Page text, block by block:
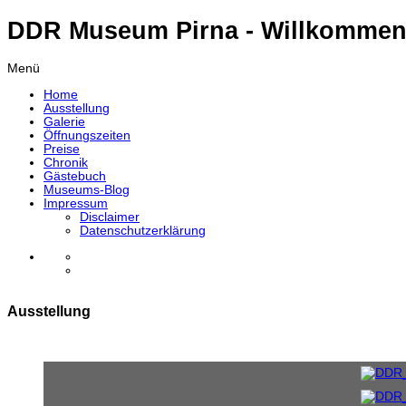
DDR Museum Pirna -
Menü
Home
Ausstellung
Galerie
Öffnungszeiten
Preise
Chronik
Gästebuch
Museums-Blog
Impressum
Disclaimer
Datenschutzerklärung
Ausstellung